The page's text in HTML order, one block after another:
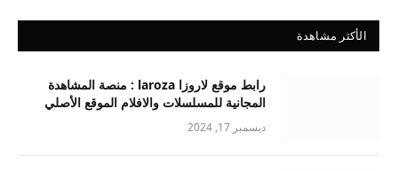
الأكثر مشاهدة
رابط موقع لاروزا laroza : منصة المشاهدة
المجانية للمسلسلات والافلام الموقع الأصلي
ديسمبر 17, 2024